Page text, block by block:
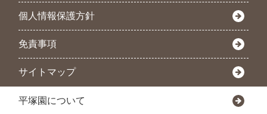
個人情報保護方針
免責事項
サイトマップ
平塚園について